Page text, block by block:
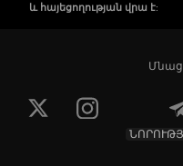
և հայեցողության վրա է: